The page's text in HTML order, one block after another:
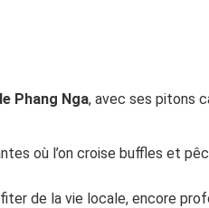
Phang Nga, avec ses pitons
où l’on croise buffles et
de la vie locale, encore